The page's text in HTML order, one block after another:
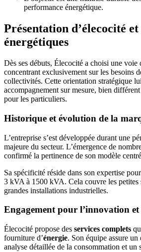
performance énergétique.
Présentation d’élecocité et
énergétiques
Dès ses débuts, Élecocité a choisi une voie
concentrant exclusivement sur les besoins
collectivités. Cette orientation stratégique
accompagnement sur mesure, bien
pour les particuliers.
Historique et évolution de la
L’entreprise s’est développée durant une
majeure du secteur. L’émergence de
confirmé la pertinence de son modèle
Sa spécificité réside dans son expertise
3 kVA à 1500 kVA. Cela couvre les petites
grandes installations industrielles.
Engagement pour l’innovation
Élecocité propose des services complets
fourniture d’énergie. Son équipe assure
analyse détaillée de la consommation et un